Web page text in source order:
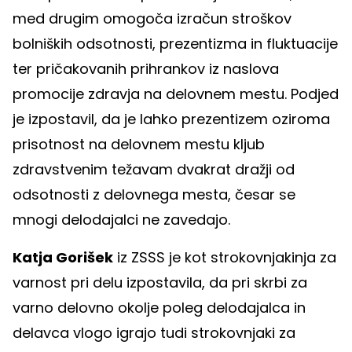
med drugim omogoča izračun stroškov
bolniških odsotnosti, prezentizma in fluktuacije
ter pričakovanih prihrankov iz naslova
promocije zdravja na delovnem mestu. Podjed
je izpostavil, da je lahko prezentizem oziroma
prisotnost na delovnem mestu kljub
zdravstvenim težavam dvakrat dražji od
odsotnosti z delovnega mesta, česar se
mnogi delodajalci ne zavedajo.
Katja Gorišek iz ZSSS je kot strokovnjakinja za
varnost pri delu izpostavila, da pri skrbi za
varno delovno okolje poleg delodajalca in
delavca vlogo igrajo tudi strokovnjaki za